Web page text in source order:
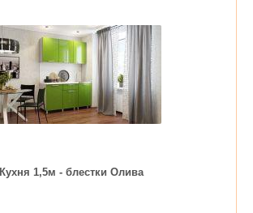
Кухня 1,5м - блестки Олива